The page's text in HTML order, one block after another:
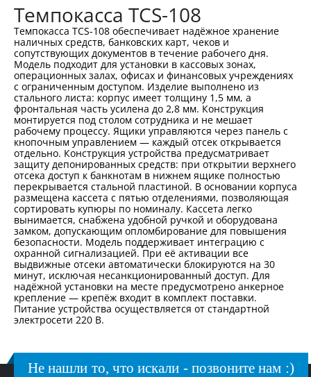
Темпокасса TCS-108
Темпокасса TCS-108 обеспечивает надёжное хранение
наличных средств, банковских карт, чеков и
сопутствующих документов в течение рабочего дня.
Модель подходит для установки в кассовых зонах,
операционных залах, офисах и финансовых учреждениях
с ограниченным доступом. Изделие выполнено из
стального листа: корпус имеет толщину 1,5 мм, а
фронтальная часть усилена до 2,8 мм. Конструкция
монтируется под столом сотрудника и не мешает
рабочему процессу. Ящики управляются через панель с
кнопочным управлением — каждый отсек открывается
отдельно. Конструкция устройства предусматривает
защиту депонированных средств: при открытии верхнего
отсека доступ к банкнотам в нижнем ящике полностью
перекрывается стальной пластиной. В основании корпуса
размещена кассета с пятью отделениями, позволяющая
сортировать купюры по номиналу. Кассета легко
вынимается, снабжена удобной ручкой и оборудована
замком, допускающим опломбирование для повышения
безопасности. Модель поддерживает интеграцию с
охранной сигнализацией. При её активации все
выдвижные отсеки автоматически блокируются на 30
минут, исключая несанкционированный доступ. Для
надёжной установки на месте предусмотрено анкерное
крепление — крепёж входит в комплект поставки.
Питание устройства осуществляется от стандартной
электросети 220 В.
Не нашли то, что искали - позвоните нам :)